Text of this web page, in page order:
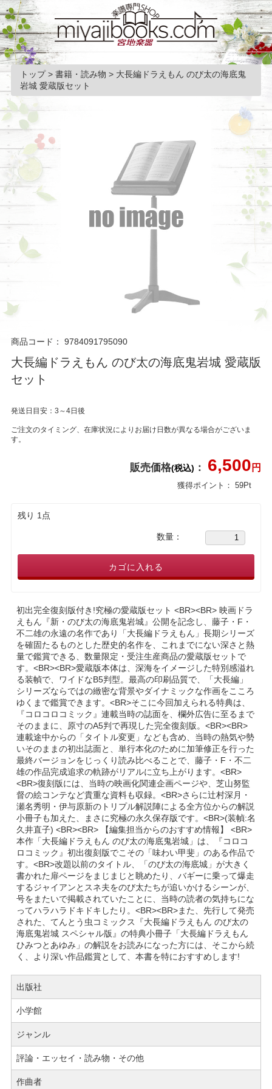
トップ> 書籍・読み物 > 大長編ドラえもん のび太の海底鬼
岩城 愛蔵版セット
商品コード： 9784091795090
大長編ドラえもん のび太の海底鬼岩城 愛蔵版
セット
発送日目安：3～4日後
ご注文のタイミング、在庫状況によりお届け日数が異なる場合がございま
す。
販売価格(税込) ： 6,500 円
獲得ポイント： 59Pt
残り 1点
数量：
カゴに入れる
初出完全復刻版付き!究極の愛蔵版セット <BR><BR> 映画ドラ
えもん『新・のび太の海底鬼岩城』公開を記念し、藤子・F・
不二雄の永遠の名作であり「大長編ドラえもん」長期シリーズ
を確固たるものとした歴史的名作を、これまでにない深さと熱
量で鑑賞できる、数量限定・受注生産商品の愛蔵版セットで
す。<BR><BR>愛蔵版本体は、深海をイメージした特別感溢れ
る装幀で、ワイドなB5判型。最高の印刷品質で、「大長編」
シリーズならではの緻密な背景やダイナミックな作画をこころ
ゆくまで鑑賞できます。<BR>そこに今回加えられる特典は、
『コロコロコミック』連載当時の誌面を、欄外広告に至るまで
そのままに、原寸のA5判で再現した完全復刻版。<BR><BR>
連載途中からの「タイトル変更」なども含め、当時の熱気や勢
いそのままの初出誌面と、単行本化のために加筆修正を行った
最終バージョンをじっくり読み比べることで、藤子・F・不二
雄の作品完成追求の軌跡がリアルに立ち上がります。<BR>
<BR>復刻版には、当時の映画化関連企画ページや、芝山努監
督の絵コンテなど貴重な資料も収録。<BR>さらに辻村深月・
瀬名秀明・伊与原新のトリプル解説陣による全方位からの解説
小冊子も加えた、まさに究極の永久保存版です。<BR>(装幀:名
久井直子) <BR><BR> 【編集担当からのおすすめ情報】 <BR>
本作「大長編ドラえもん のび太の海底鬼岩城」は、『コロコ
ロコミック』初出復刻版でこその「味わい甲斐」のある作品で
す。<BR>改題以前のタイトル、「のび太の海底城」が大きく
書かれた扉ページをまじまじと眺めたり、バギーに乗って爆走
するジャイアンとスネ夫をのび太たちが追いかけるシーンが、
号をまたいで掲載されていたことに、当時の読者の気持ちにな
ってハラハラドキドキしたり。<BR><BR>また、先行して発売
された、てんとう虫コミックス『大長編ドラえもん のび太の
海底鬼岩城 スペシャル版』の特典小冊子「大長編ドラえもん
ひみつとあゆみ」の解説をお読みになった方には、そこから続
く、より深い作品鑑賞として、本書を特におすすめします!
出版社
小学館
ジャンル
評論・エッセイ・読み物・その他
作曲者